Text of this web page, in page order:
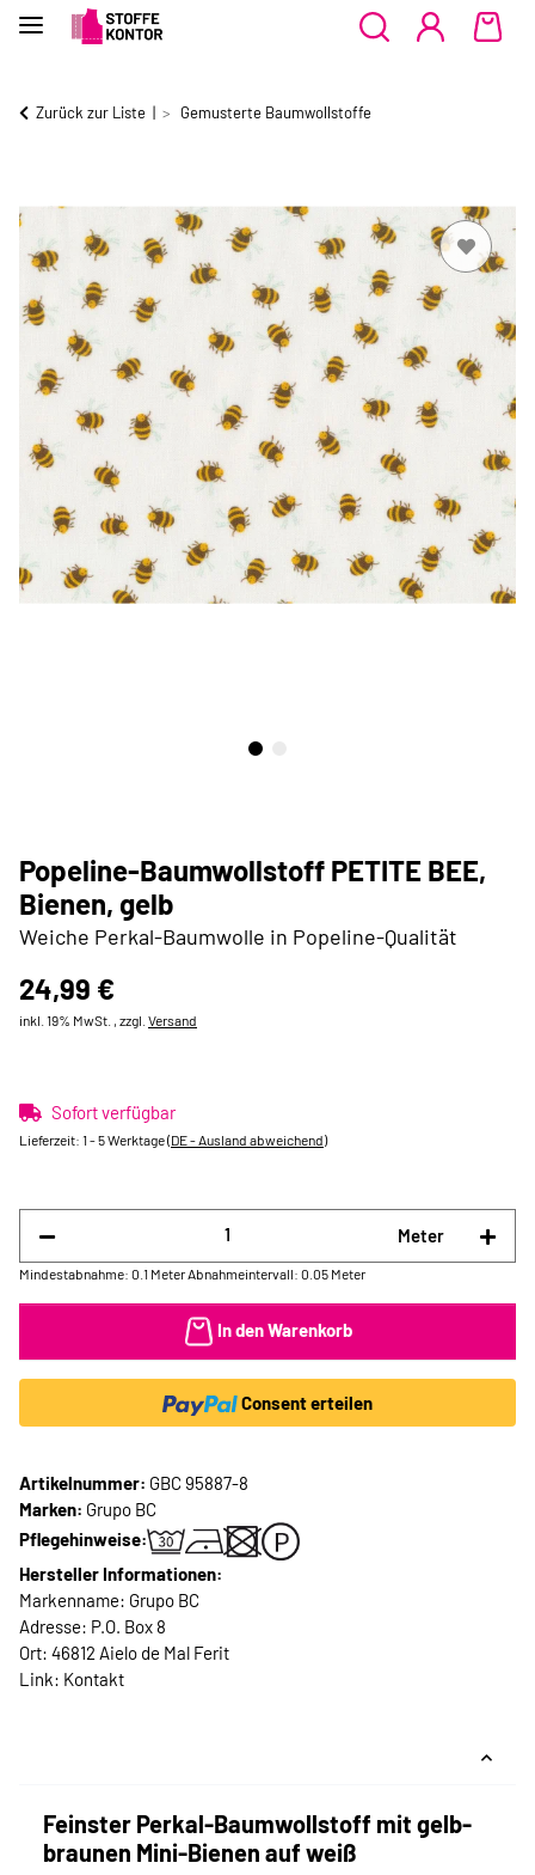
Zurück zur Liste Gemusterte Baumwollstoffe
Popeline-Baumwollstoff PETITE BEE,
Bienen, gelb
Weiche Perkal-Baumwolle in Popeline-Qualität
24,99 €
inkl. 19% MwSt. , zzgl. Versand
Sofort verfügbar
Lieferzeit: 1 - 5 Werktage(DE - Ausland abweichend)
Meter
Mindestabnahme: 0.1 Meter Abnahmeintervall: 0.05 Meter
In den Warenkorb
Consent erteilen
Artikelnummer: GBC 95887-8
Marken: Grupo BC
Pflegehinweise:
Hersteller Informationen:
Markenname: Grupo BC
Adresse: P.O. Box 8
Ort: 46812 Aielo de Mal Ferit
Link: Kontakt
Feinster Perkal-Baumwollstoff mit gelb-
braunen Mini-Bienen auf weiß